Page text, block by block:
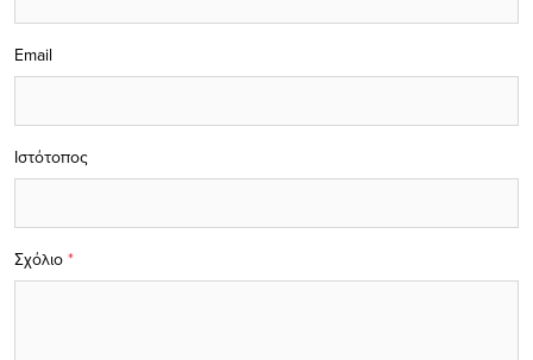
Σχόλιο *
Email
Ιστότοπος